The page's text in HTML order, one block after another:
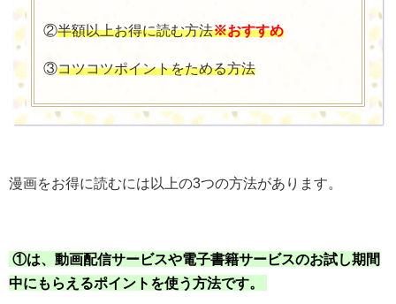
②半額以上お得に読む方法※おすすめ
③コツコツポイントをためる方法
漫画をお得に読むには以上の3つの方法があります。
①は、動画配信サービスや電子書籍サービスのお試し期間
中にもらえるポイントを使う方法です。